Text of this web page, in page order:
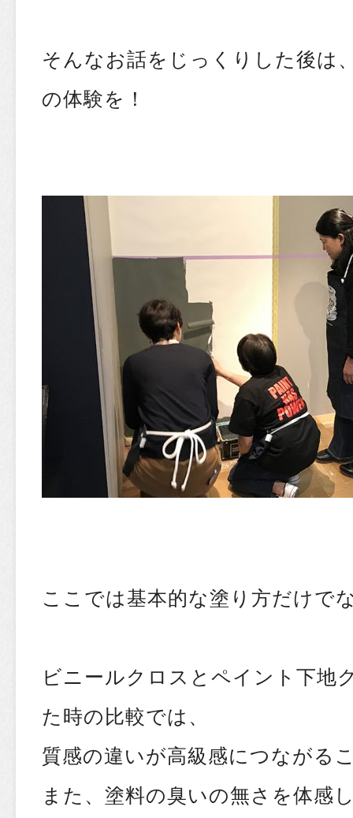
そんなお話をじっくりした後は
の体験を！
ここでは基本的な塗り方だけで
ビニールクロスとペイント下地
た時の比較では、
質感の違いが高級感につながる
また、塗料の臭いの無さを体感